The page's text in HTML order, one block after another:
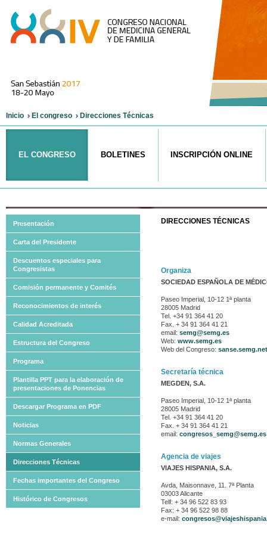
Inicio El congreso Direcciones Técnicas
EL CONGRESO BOLETINES INSCRIPCIÓN ONLINE
DIRECCIONES TÉCNICAS
Organiza
SOCIEDAD ESPAÑOLA DE
Paseo Imperial, 10-12 1ª planta
28005 Madrid
Tel. +34 91 364 41 20
Fax. + 34 91 364 41 21
email: semg@semg.es
Web: www.semg.es
Web del Congreso: sanse.semg.net
Secretaría técnica
MEGDEN, S.A.
Paseo Imperial, 10-12 1ª planta
28005 Madrid
Tel. +34 91 364 41 20
Fax. + 34 91 364 41 21
email: congresos_semg@semg.es
Agencia de viajes
VIAJES HISPANIA, S.A.
Avda, Maisonnave, 11. 7ª Planta
03003 Alicante
Telf: + 34 96 522 83 93
Fax: + 34 96 522 98 88
e-mail:
Presentación
Carta del Presidente
Descuentos especiales para
Congresistas
Comisión permanente y Comités
Reconocimientos de interés
Calidad Acreditada
Estructura del Congreso
Programa
Plantilla PPT para la elaboración de
presentaciones de Ponencias
Descargar Programa en PDF
Noticias
Normas Generales
Direcciones Técnicas
Fechas importantes del Congreso
Histórico de Congresos